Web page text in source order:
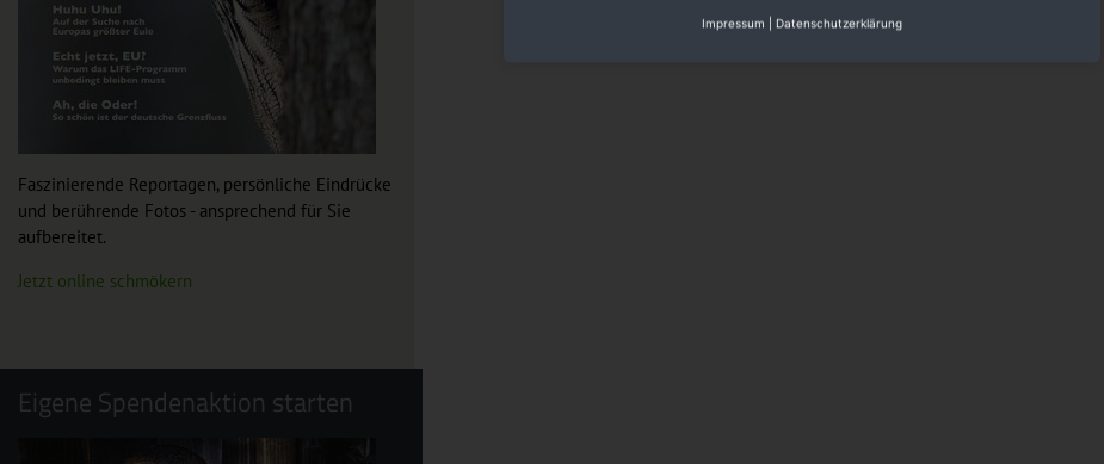
Faszinierende Reportagen, persönliche Eindrücke
und berührende Fotos - ansprechend für Sie
aufbereitet.
Jetzt online schmökern
Eigene Spendenaktion starten
Impressum Datenschutzerklärung